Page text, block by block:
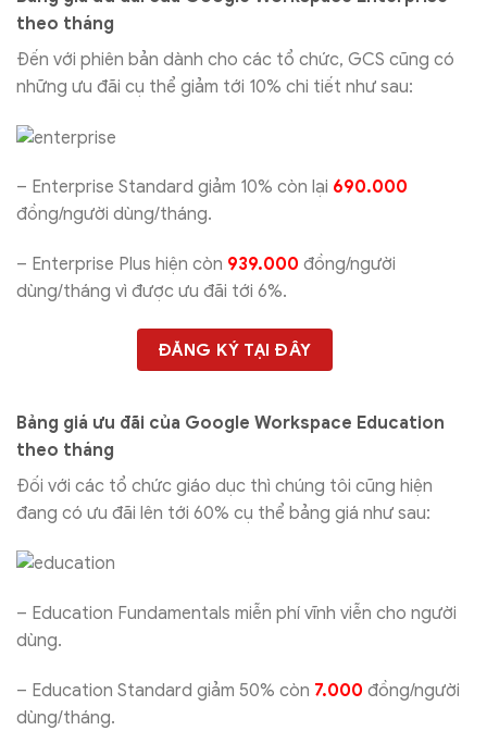
theo tháng
Đến với phiên bản dành cho các tổ chức, GCS cũng có
những ưu đãi cụ thể giảm tới 10% chi tiết như sau:
– Enterprise Standard giảm 10% còn lại 690.000
đồng/người dùng/tháng.
– Enterprise Plus hiện còn 939.000 đồng/người
dùng/tháng vì được ưu đãi tới 6%.
ĐĂNG KÝ TẠI ĐÂY
Bảng giá ưu đãi của Google Workspace Education
theo tháng
Đối với các tổ chức giáo dục thì chúng tôi cũng hiện
đang có ưu đãi lên tới 60% cụ thể bảng giá như sau:
– Education Fundamentals miễn phí vĩnh viễn cho người
dùng.
– Education Standard giảm 50% còn 7.000 đồng/người
dùng/tháng.